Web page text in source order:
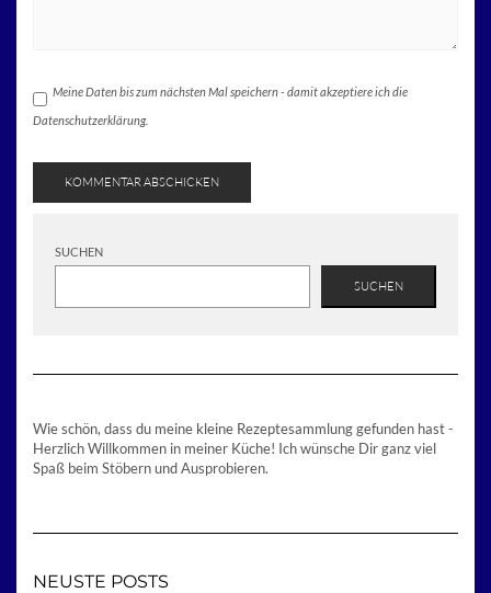
Meine Daten bis zum nächsten Mal speichern - damit akzeptiere ich die
Datenschutzerklärung.
SUCHEN
SUCHEN
Wie schön, dass du meine kleine Rezeptesammlung gefunden hast -
Herzlich Willkommen in meiner Küche! Ich wünsche Dir ganz viel
Spaß beim Stöbern und Ausprobieren.
NEUSTE POSTS